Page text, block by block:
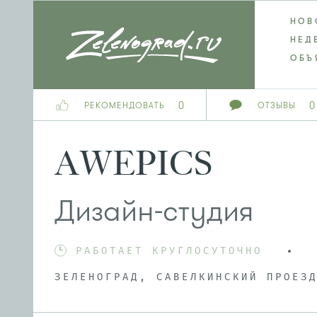
РЕКОМЕНДОВАТЬ 0 ОТЗЫВЫ 0
AWEPICS
Дизайн-студия
РАБОТАЕТ КРУГЛОСУТОЧНО
ЗЕЛЕНОГРАД, САВЕЛКИНСКИЙ